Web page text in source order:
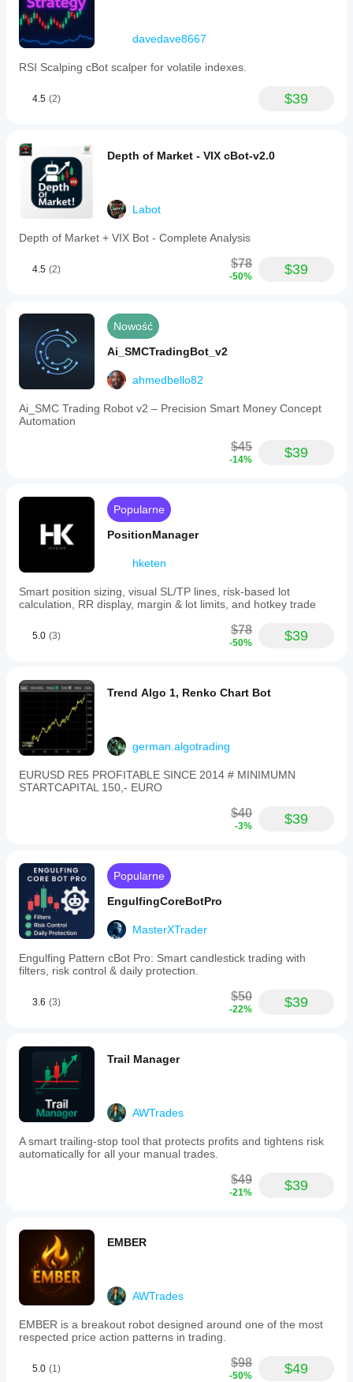
davedave8667
RSI Scalping cBot scalper for volatile indexes.
4.5 (2) $39
Depth of Market - VIX cBot-v2.0
Labot
Depth of Market + VIX Bot - Complete Analysis
4.5 (2) $78
-50% $39
Nowość
Ai_SMCTradingBot_v2
ahmedbello82
Ai_SMC Trading Robot v2 – Precision Smart Money Concept
Automation
$45
-14% $39
Popularne
PositionManager
hketen
Smart position sizing, visual SL/TP lines, risk-based lot
calculation, RR display, margin & lot limits, and hotkey trade
5.0 (3) $78
-50% $39
Trend Algo 1, Renko Chart Bot
german.algotrading
EURUSD RE5 PROFITABLE SINCE 2014 # MINIMUMN
STARTCAPITAL 150,- EURO
$40
-3% $39
Popularne
EngulfingCoreBotPro
MasterXTrader
Engulfing Pattern cBot Pro: Smart candlestick trading with
filters, risk control & daily protection.
3.6 (3) $50
-22% $39
Trail Manager
AWTrades
A smart trailing-stop tool that protects profits and tightens risk
automatically for all your manual trades.
$49
-21% $39
EMBER
AWTrades
EMBER is a breakout robot designed around one of the most
respected price action patterns in trading.
5.0 (1) $98
-50% $49